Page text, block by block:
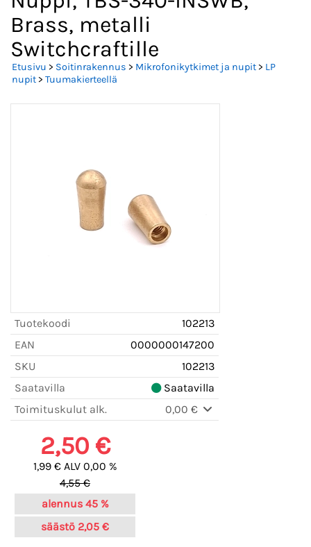
Brass, metalli
Switchcraftille
Etusivu > Soitinrakennus > Mikrofonikytkimet ja nupit> LP
nupit> Tuumakierteellä
Tuotekoodi
102213
EAN
0000000147200
SKU
102213
Saatavilla
Saatavilla
Toimituskulut alk.
0,00 €
2,50 €
1,99 € ALV 0,00 %
4,55 €
alennus 45 %
säästö 2,05 €